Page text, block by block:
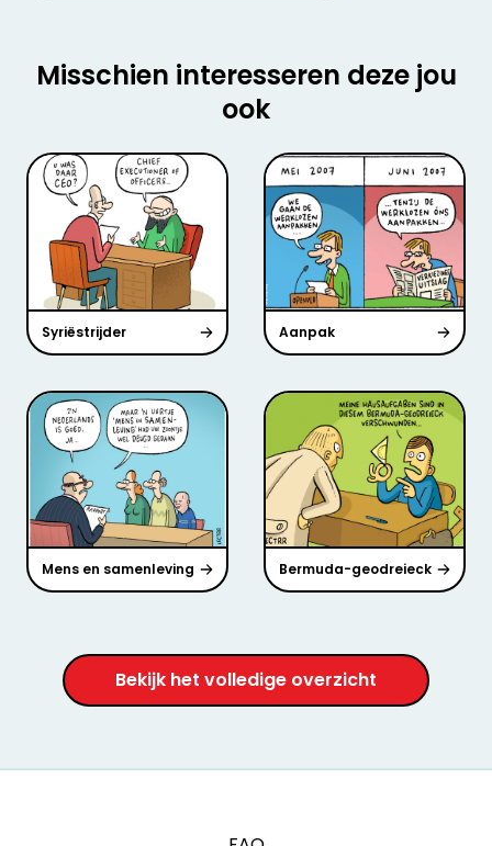
Misschien interesseren deze jou
ook
Syriëstrijder Aanpak
Mens en samenleving Bermuda-geodreieck
Bekijk het volledige overzicht